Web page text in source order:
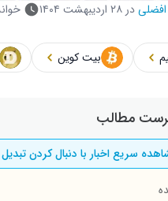
افضلیدر ۲۸ اردیبهشت ۱۴۰۴
بیت کوین
مطالب
سریع اخبار با دنبال کردن